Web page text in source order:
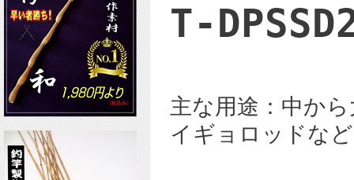
T-
主な用途：中か
イギョロッドなど